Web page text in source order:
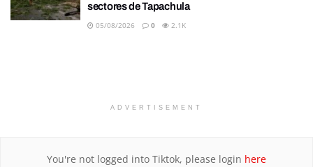
sectores de Tapachula
05/08/2026 0 2.1K
ADVERTISEMENT
You're not logged into Tiktok, please login here